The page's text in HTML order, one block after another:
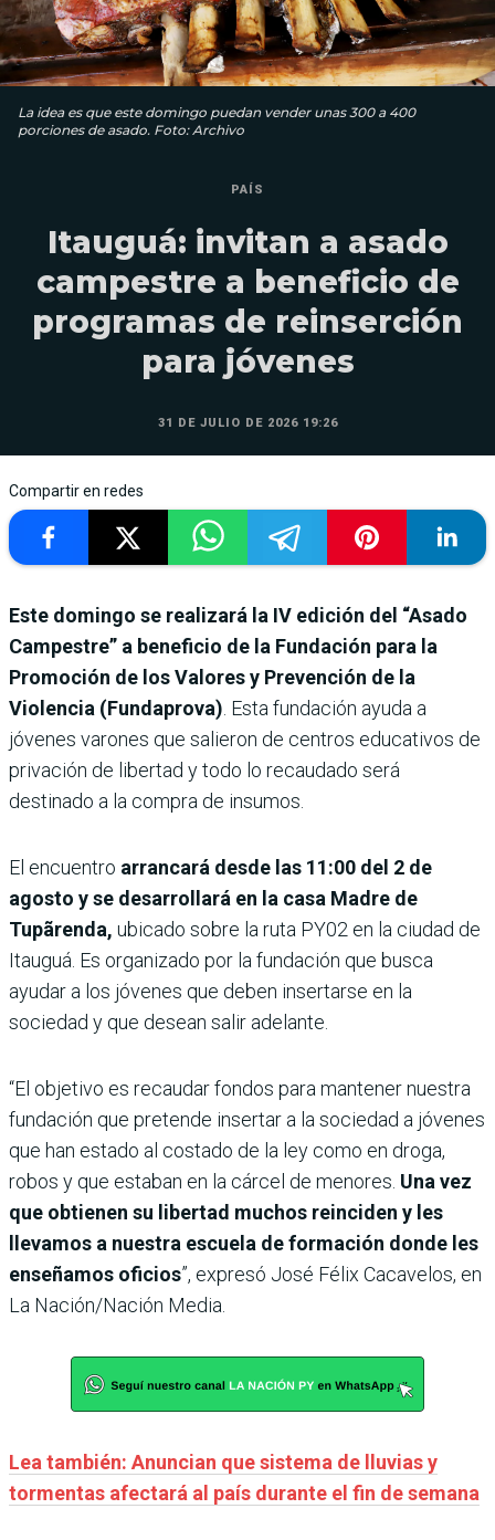
La idea es que este domingo puedan vender unas 300 a 400
porciones de asado. Foto: Archivo
PAÍS
Itauguá: invitan a asado
campestre a beneficio de
programas de reinserción
para jóvenes
31 DE JULIO DE 2026 19:26
Compartir en redes
Este domingo se realizará la IV edición del “Asado
Campestre” a beneficio de la Fundación para la
Promoción de los Valores y Prevención de la
Violencia (Fundaprova). Esta fundación ayuda a
jóvenes varones que salieron de centros educativos de
privación de libertad y todo lo recaudado será
destinado a la compra de insumos.
El encuentro arrancará desde las 11:00 del 2 de
agosto y se desarrollará en la casa Madre de
Tupãrenda, ubicado sobre la ruta PY02 en la ciudad de
Itauguá. Es organizado por la fundación que busca
ayudar a los jóvenes que deben insertarse en la
sociedad y que desean salir adelante.
“El objetivo es recaudar fondos para mantener nuestra
fundación que pretende insertar a la sociedad a jóvenes
que han estado al costado de la ley como en droga,
robos y que estaban en la cárcel de menores. Una vez
que obtienen su libertad muchos reinciden y les
llevamos a nuestra escuela de formación donde les
enseñamos oficios”, expresó José Félix Cacavelos, en
La Nación/Nación Media.
Lea también: Anuncian que sistema de lluvias y
tormentas afectará al país durante el fin de semana